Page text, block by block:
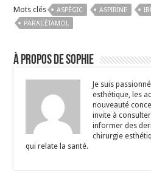
Mots clés ASPÉGIC ASPIRINE
PARACÉTAMOL
À propos de Sophie
Je suis
esthétique, les
nouveauté
invite à
informer des
chirurgie
qui relate la santé.